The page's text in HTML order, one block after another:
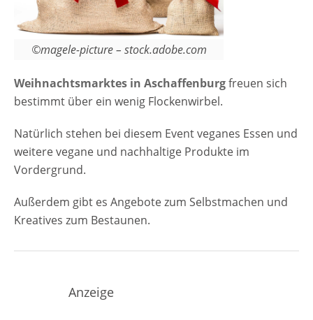
©magele-picture – stock.adobe.com
Weihnachtsmarktes in Aschaffenburgfreuen sich
bestimmt über ein wenig Flockenwirbel.
Natürlich stehen bei diesem Event veganes Essen und
weitere vegane und nachhaltige Produkte im
Vordergrund.
Außerdem gibt es An­ge­bo­te zum Selbst­ma­chen und
Krea­ti­ves zum Be­stau­nen.
Anzeige